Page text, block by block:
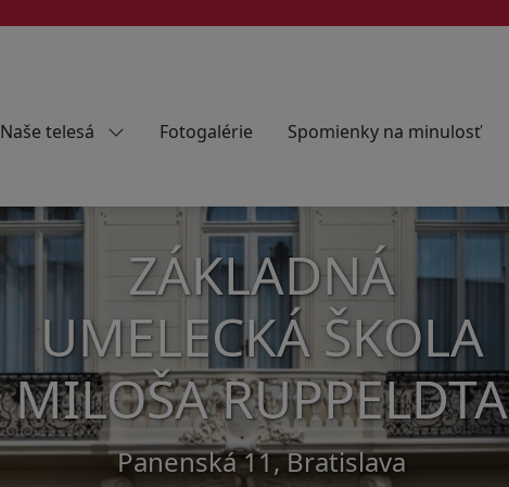
Naše telesá Fotogalérie Spomienky na minulosť
ZÁKLADNÁ
UMELECKÁ ŠKOLA
MILOŠA RUPPELDTA
Panenská 11, Bratislava